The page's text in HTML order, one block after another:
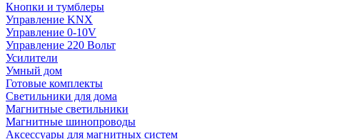
Кнопки и тумблеры
Управление KNX
Управление 0-10V
Управление 220 Вольт
Усилители
Умный дом
Готовые комплекты
Светильники для дома
Магнитные светильники
Магнитные шинопроводы
Аксессуары для магнитных систем